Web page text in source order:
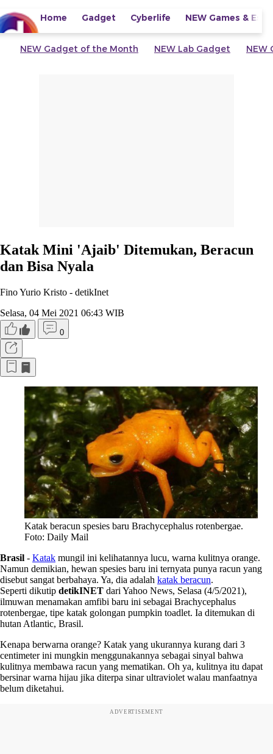
Home Gadget Cyberlife NEW Games &
NEW Gadget of the Month NEW Lab Gadget NEW
Katak Mini 'Ajaib' Ditemukan, Beracun
dan Bisa Nyala
Fino Yurio Kristo - detikInet
Selasa, 04 Mei 2021 06:43 WIB
0
Katak beracun spesies baru Brachycephalus rotenbergae.
Foto: Daily Mail
Brasil - Katak mungil ini kelihatannya lucu, warna kulitnya orange.
Namun demikian, hewan spesies baru ini ternyata punya racun yang
disebut sangat berbahaya. Ya, dia adalah katak beracun.
Seperti dikutip detikINET dari Yahoo News, Selasa (4/5/2021),
ilmuwan menamakan amfibi baru ini sebagai Brachycephalus
rotenbergae, tipe katak golongan pumpkin toadlet. Ia ditemukan di
hutan Atlantic, Brasil.
Kenapa berwarna orange? Katak yang ukurannya kurang dari 3
centimeter ini mungkin menggunakannya sebagai sinyal bahwa
kulitnya membawa racun yang mematikan. Oh ya, kulitnya itu dapat
bersinar warna hijau jika diterpa sinar ultraviolet walau manfaatnya
belum diketahui.
ADVERTISEMENT